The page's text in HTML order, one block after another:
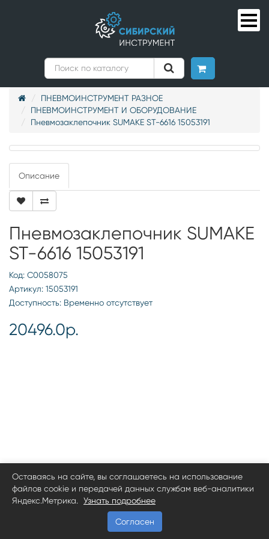
ПНЕВМОИНСТРУМЕНТ РАЗНОЕ
ПНЕВМОИНСТРУМЕНТ И ОБОРУДОВАНИЕ
Пневмозаклепочник SUMAKE ST-6616 15053191
Описание
Пневмозаклепочник SUMAKE
ST-6616 15053191
Код: С0058075
Артикул: 15053191
Доступность: Временно отсутствует
20496.0р.
Оставаясь на сайте, вы соглашаетесь на использование
файлов cookie и передачей данных службам веб-аналитики
Яндекс.Метрика.
Узнать подробнее
Согласен